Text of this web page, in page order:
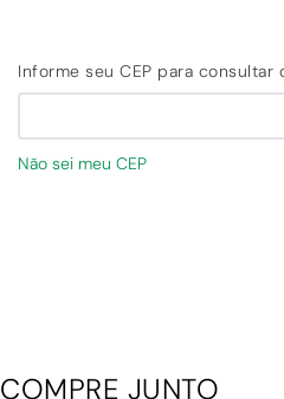
Não sei meu CEP
COMPRE JUNTO